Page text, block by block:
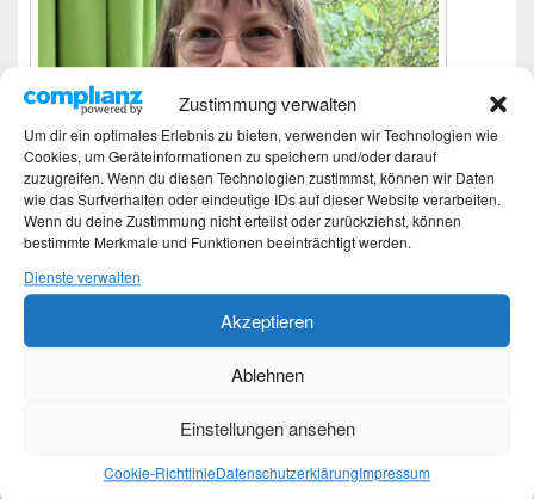
Zustimmung verwalten
Um dir ein optimales Erlebnis zu bieten, verwenden wir Technologien wie
Cookies, um Geräteinformationen zu speichern und/oder darauf
zuzugreifen. Wenn du diesen Technologien zustimmst, können wir Daten
wie das Surfverhalten oder eindeutige IDs auf dieser Website verarbeiten.
Wenn du deine Zustimmung nicht erteilst oder zurückziehst, können
bestimmte Merkmale und Funktionen beeinträchtigt werden.
Dienste verwalten
Akzeptieren
Ablehnen
Einstellungen ansehen
Cookie-RichtlinieDatenschutzerklärungImpressum
Translate: